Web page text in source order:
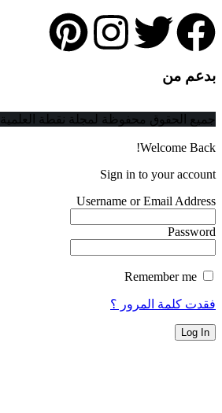
بدعم من
جميع الحقوق محفوظة لمجلة نقطة العلمية 2025 ©
Welcome Back!
Sign in to your account
Username or Email Address
Password
فقدت كلمة المرور ؟